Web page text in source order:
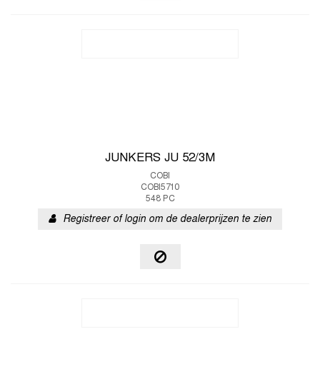
JUNKERS JU 52/3M
COBI
COBI5710
548 PC
Registreer of login om de dealerprijzen te zien